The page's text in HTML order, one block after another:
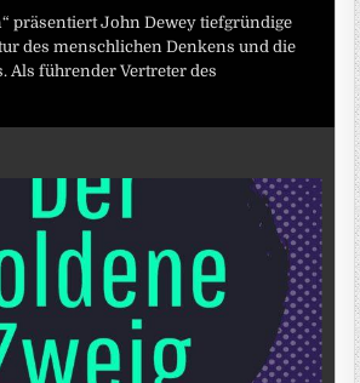
präsentiert John Dewey tiefgründige
des menschlichen Denkens und die
Als führender Vertreter des